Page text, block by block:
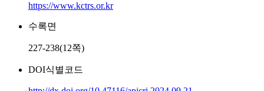
https://www.kctrs.or.kr
수록면
227-238(12쪽)
DOI식별코드